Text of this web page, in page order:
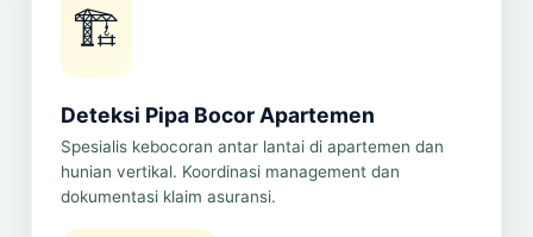
🏗️
Deteksi Pipa Bocor Apartemen
Spesialis kebocoran antar lantai di apartemen dan
hunian vertikal. Koordinasi management dan
dokumentasi klaim asuransi.